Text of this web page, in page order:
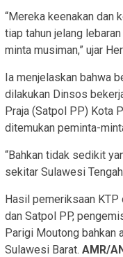
“Mereka keenakan dan
tiap tahun jelang
minta musiman,” ujar
Ia menjelaskan bahwa
dilakukan Dinsos
Praja (Satpol PP) Kota
ditemukan peminta-
“Bahkan tidak sedikit
sekitar Sulawesi
Hasil pemeriksaan
dan Satpol PP,
Parigi Moutong bahkan
Sulawesi Barat. AMR/